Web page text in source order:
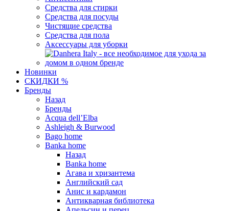
Средства для стирки
Средства для посуды
Чистящие средства
Средства для пола
Аксессуары для уборки
Новинки
СКИДКИ %
Бренды
Назад
Бренды
Acqua dell’Elba
Ashleigh & Burwood
Bago home
Banka home
Назад
Banka home
Агава и хризантема
Английский сад
Анис и кардамон
Антикварная библиотека